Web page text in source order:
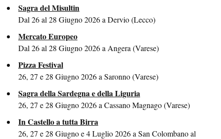
Sagra del Misultin
Dal 26 al 28 Giugno 2026 a Dervio (Lecco)
Mercato Europeo
Dal 26 al 28 Giugno 2026 a Angera (Varese)
Pizza Festival
26, 27 e 28 Giugno 2026 a Saronno (Varese)
Sagra della Sardegna e della Liguria
26, 27 e 28 Giugno 2026 a Cassano Magnago (Varese)
In Castello a tutta Birra
26, 27 e 28 Giugno e 4 Luglio 2026 a San Colombano al